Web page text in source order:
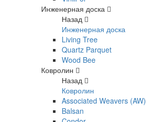
Инженерная доска
Назад
Инженерная доска
Living Tree
Quartz Parquet
Wood Bee
Ковролин
Назад
Ковролин
Associated Weavers (AW)
Balsan